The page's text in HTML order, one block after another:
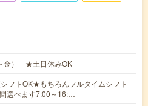
金） ★土日休みOK
フトOK★もちろんフルタイムシフト
選べます7:00～16:…